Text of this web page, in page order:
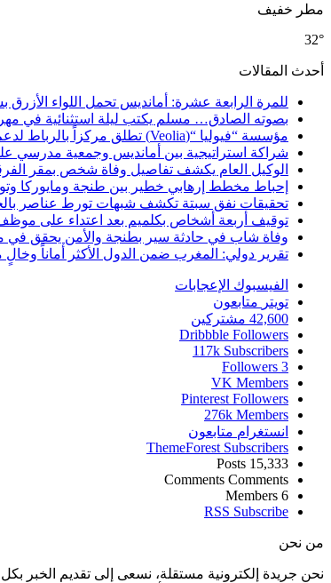
مطر خفيف
32°
أحدث المقالات
للمرة الرابعة عشرة: أمانديس تحمل اللواء
بصوته الصادق… مسلم يكتب ليلة استثنائية في
مؤسسة “فيوليا “(Veolia) تطلق مركزاً بالرباط لدعم التدخلات الإنسانية في إفريقيا والشرق الأدنى والشرق الأوسط
شراكة استراتيجية بين أمانديس وجمعية مدرسي
الوكيل العام يكشف تفاصيل وفاة شخص بمقر
إحباط مخطط إرهابي خطير بين طنجة ومايوركا وتوقيف 3
تحقيقات نفق سبتة تكشف شبهات تورط عناصر
توقيف أربعة أشخاص بكلميم بعد اعتداء على موظف
وفاة شاب في حادثة سير بطنجة والأمن يحقق في
تقرير دولي: المغرب ضمن الدول الأكثر أماناً وخالٍ من
الفيسبوك الإعجابات
تويتر متابعون
42,600 مشتركين
Dribbble Followers
117k Subscribers
3
Followers
VK Members
Pinterest Followers
276k Members
انستغرام متابعون
ThemeForest Subscribers
15,333
Posts
Comments Comments
6
Members
RSS Subscribe
من نحن
نحن جريدة إلكترونية مستقلة، نسعى إلى تقديم الخبر